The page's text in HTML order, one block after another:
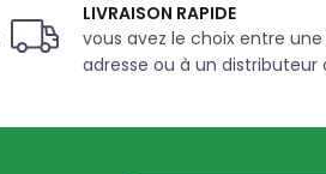
LIVRAISON RAPIDE
vous avez le choix entre
adresse ou à un